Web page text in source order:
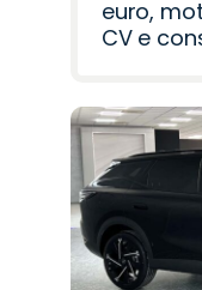
euro,
CV e